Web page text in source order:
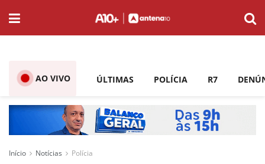
AO VIVO ÚLTIMAS POLÍCIA R7
Início Notícias Polícia